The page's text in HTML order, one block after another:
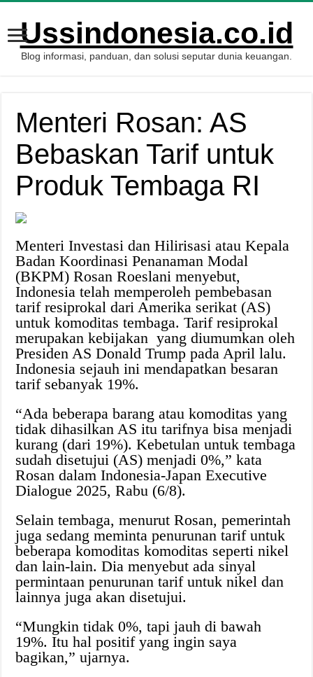
Ussindonesia.co.id
Blog informasi, panduan, dan solusi seputar dunia keuangan.
Menteri Rosan: AS
Bebaskan Tarif untuk
Produk Tembaga RI
Menteri Investasi dan Hilirisasi atau Kepala
Badan Koordinasi Penanaman Modal
(BKPM) Rosan Roeslani menyebut,
Indonesia telah memperoleh pembebasan
tarif resiprokal dari Amerika serikat (AS)
untuk komoditas tembaga. Tarif resiprokal
merupakan kebijakan yang diumumkan oleh
Presiden AS Donald Trump pada April lalu.
Indonesia sejauh ini mendapatkan besaran
tarif sebanyak 19%.
“Ada beberapa barang atau komoditas yang
tidak dihasilkan AS itu tarifnya bisa menjadi
kurang (dari 19%). Kebetulan untuk tembaga
sudah disetujui (AS) menjadi 0%,” kata
Rosan dalam Indonesia-Japan Executive
Dialogue 2025, Rabu (6/8).
Selain tembaga, menurut Rosan, pemerintah
juga sedang meminta penurunan tarif untuk
beberapa komoditas komoditas seperti nikel
dan lain-lain. Dia menyebut ada sinyal
permintaan penurunan tarif untuk nikel dan
lainnya juga akan disetujui.
“Mungkin tidak 0%, tapi jauh di bawah
19%. Itu hal positif yang ingin saya
bagikan,” ujarnya.